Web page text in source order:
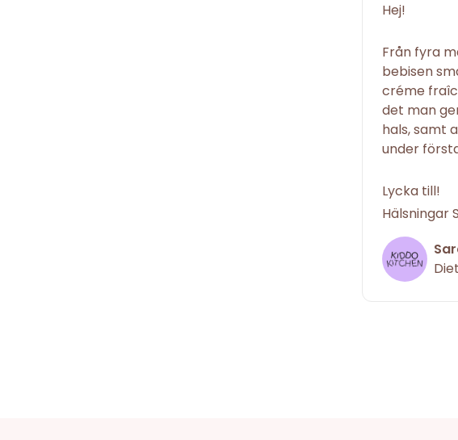
Hej!
Från fyra
bebisen
créme
det man
hals, samt
under
Lycka till!
Hälsningar